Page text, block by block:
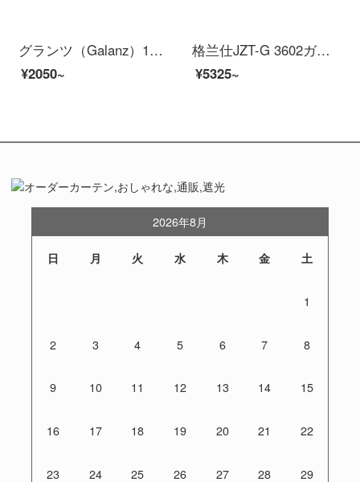
グランツ（Galanz）10リットル多機能電気オーブン上下管加熱二重焼きビットTQH-10 J【企業独占】
¥2050~
格兰仕JZT-G 3602ガスかまどの家庭用埋め込み式猛火双かまどの4.5 KWの大火力の下で風かまどの1級の効果があるステンレス天然ガスの天然ガスを入れます。
¥5325~
2026年8月
日 月 火 水 木 金 土
1
2 3 4 5 6 7 8
9 10 11 12 13 14 15
16 17 18 19 20 21 22
23 24 25 26 27 28 29